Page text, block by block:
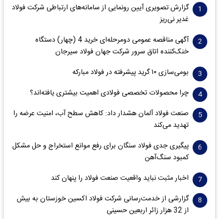
گزارش تصویری آیین رونمایی از سامانه‌های ارتباطی شرکت فولاد
غدیر نی‌ریز
آگهی مناقصه عمومی دومرحله‌ای خرید 4 (چهار) دستگاه
خنک‌کننده اتاق سرور شرکت جهان فولاد سیرجان
بومی‌سازی ۱۰ گرید پیشرفته در فولاد مبارکه
چرا محصولات تخصصی فولادی اهمیت بیشتری یافته‌اند؟
صنعت فولاد آلمان هشدار داد: کاهش سطح آب، امنیت عرضه را
تهدید می‌کند
پیگیری جدی فولاد سنگان برای رفع موانع استخراج و حل مشکل
کمبود سنگ‌آهن
اخبار مثبت نباید واقعیت صنعت فولاد را پنهان کند
گزارشی از خدمت‌رسانی شرکت فولاد اکسین خوزستان به بیش
از 32 هزار زائر اربعین حسینی